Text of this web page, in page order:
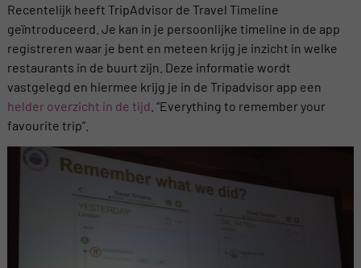
Recentelijk heeft TripAdvisor de Travel Timeline
geïntroduceerd. Je kan in je persoonlijke timeline in de app
registreren waar je bent en meteen krijg je inzicht in welke
restaurants in de buurt zijn. Deze informatie wordt
vastgelegd en hiermee krijg je in de Tripadvisor app een
helder overzicht in de tijd . “Everything to remember your
favourite trip”.